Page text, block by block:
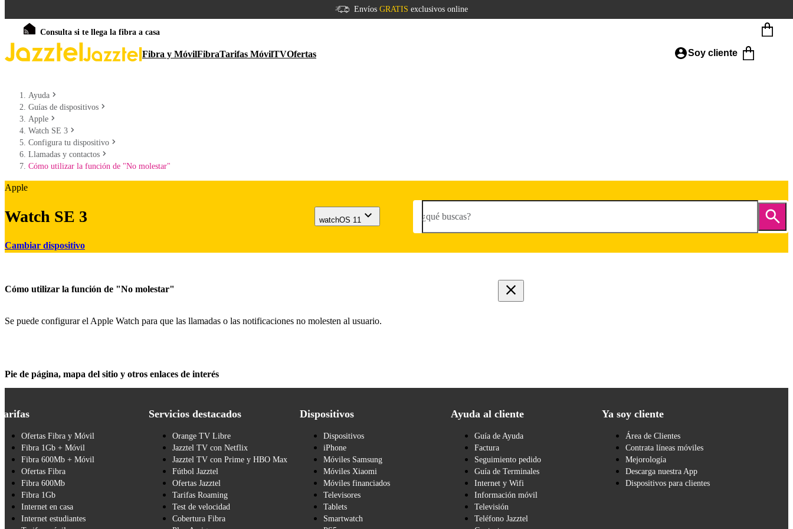
Envíos GRATIS exclusivos online
Consulta si te llega la fibra a casa
Fibra y MóvilFibraTarifas MóvilTVOfertas Soy cliente
Ayuda
Guías de dispositivos
Apple
Watch SE 3
Configura tu dispositivo
Llamadas y contactos
Cómo utilizar la función de "No molestar"
Apple
Watch SE 3
Cambiar dispositivo
watchOS 11 ¿qué buscas?
Cómo utilizar la función de "No molestar"
Se puede configurar el Apple Watch para que las llamadas o las notificaciones no molesten al usuario.
Pie de página, mapa del sitio y otros enlaces de interés
Ofertas Fibra y Móvil
Fibra 1Gb + Móvil
Fibra 600Mb + Móvil
Ofertas Fibra
Fibra 600Mb
Fibra 1Gb
Internet en casa
Internet estudiantes
Servicios destacados
Orange TV Libre
Jazztel TV con Netflix
Jazztel TV con Prime y HBO Max
Fútbol Jazztel
Ofertas Jazztel
Tarifas Roaming
Test de velocidad
Cobertura Fibra
Dispositivos
Dispositivos
iPhone
Móviles Samsung
Móviles Xiaomi
Móviles financiados
Televisores
Tablets
Smartwatch
Ayuda al cliente
Guía de Ayuda
Factura
Seguimiento pedido
Guía de Terminales
Internet y Wifi
Información móvil
Televisión
Teléfono Jazztel
Ya soy cliente
Área de Clientes
Contrata líneas móviles
Mejorología
Descarga nuestra App
Dispositivos para clientes